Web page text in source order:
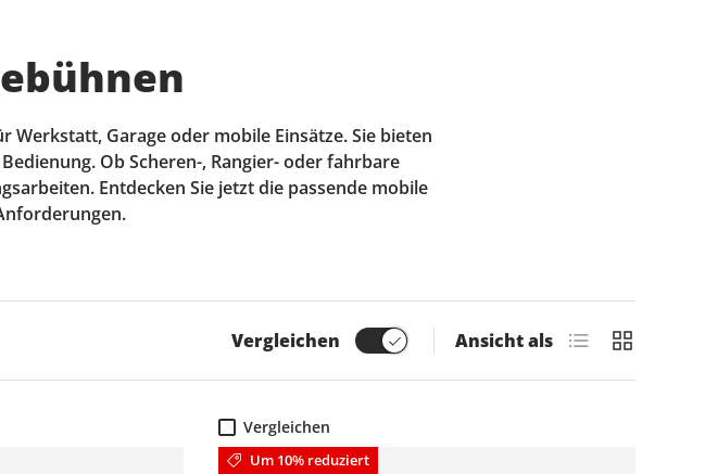
Garage oder mobile Einsätze. Sie bieten
Ob Scheren-, Rangier- oder fahrbare
Entdecken Sie jetzt die passende mobile
Vergleichen Ansicht als Produktliste
Vergleichen
Um 10% reduziert